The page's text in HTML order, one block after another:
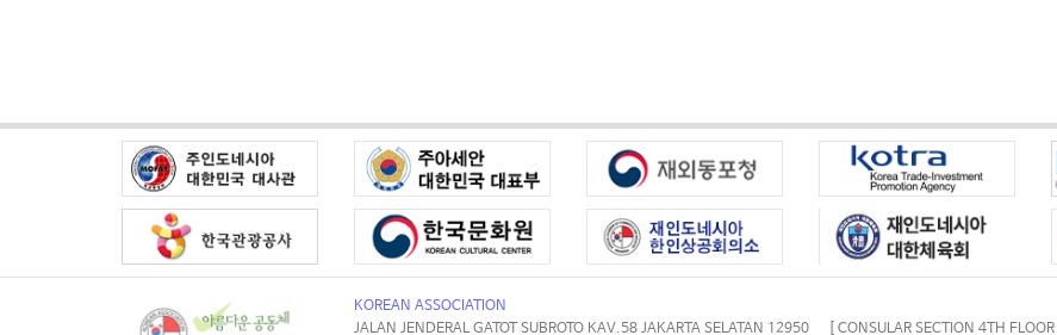
KOREAN ASSOCIATION
JALAN JENDERAL GATOT SUBROTO KAV.58 JAKARTA SELATAN 12950 [ CONSULAR SECTION 4TH FLOOR ]